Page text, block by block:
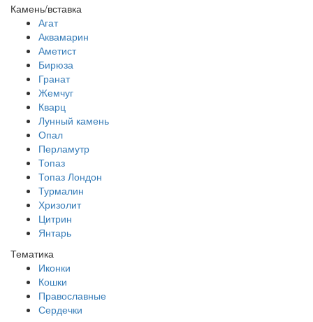
Камень/вставка
Агат
Аквамарин
Аметист
Бирюза
Гранат
Жемчуг
Кварц
Лунный камень
Опал
Перламутр
Топаз
Топаз Лондон
Турмалин
Хризолит
Цитрин
Янтарь
Тематика
Иконки
Кошки
Православные
Сердечки